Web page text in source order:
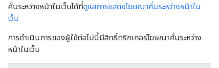
คั่นระหว่างหน้าในเว็บได้ที่ดูแลการแสดงโฆษณาคั่นระหว่างหน้าใน
เว็บ
การดําเนินการของผู้ใช้ต่อไปนี้มีสิทธิ์ทริกเกอร์โฆษณาคั่นระหว่าง
หน้าในเว็บ